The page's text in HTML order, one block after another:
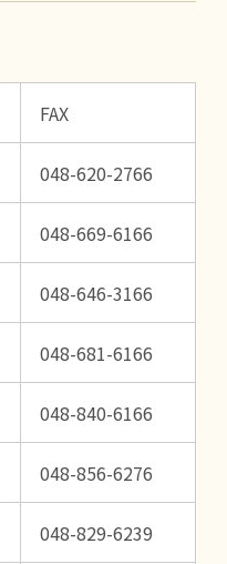
FAX
048-620-2766
048-669-6166
048-646-3166
048-681-6166
048-840-6166
048-856-6276
048-829-6239